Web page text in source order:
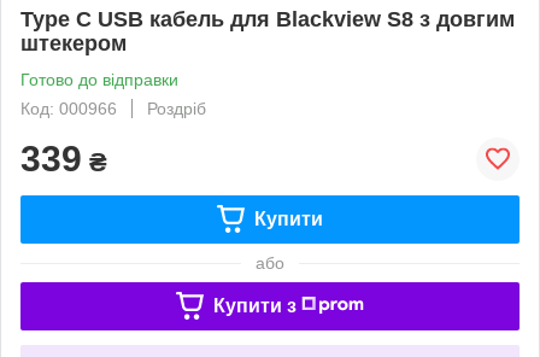
Type C USB кабель для Blackview S8 з довгим
штекером
Готово до відправки
Код: 000966
Роздріб
339 ₴
Купити
або
Купити з